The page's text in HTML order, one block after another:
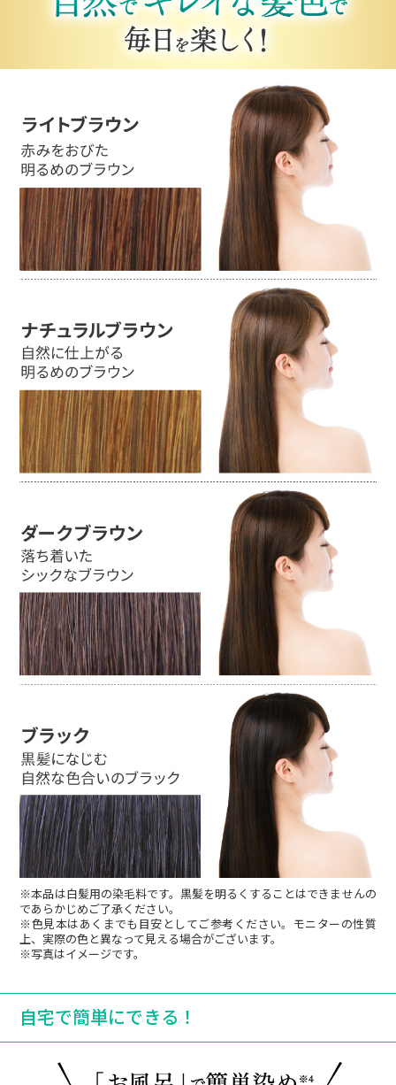
手順でシャワーキャップまで終えてから、体
を洗いながら時間をつぶしました。初回なの
で多めに２０分。トリートメントを髪に塗る
なんですが）でも見事に染まってました。ビ
ックリするくらい簡単にそまるんですね！
感激余って即、つやプラスの商品２本、買っ
ちゃいました
商品が届くのが楽しみです。次はどれだけつ
やが出るかを試してみます。
50代女性
このトリートメントは長年愛用しています。
50代女性
試供品がないので、他の商品をトライしにく
い。2、3回分の試供品があるといいなと思い
ます。
短時間でサッと染められて手間いらず。きち
んと染まり、何より素手で直接さわれるのが
いいです！
50代女性
白髪が気になるようになり、この『利尻ヘア
カラートリートメント』は以前から気になっ
ていたので試しに購入してみました。「これ
ならイケる！」と、初めは3日おきに3回使用
し、その後は1週間～10日おきに使うように
なりました。今は10日経ってもほとんど色落
ちはなく定着しています。月に3回のトリー
トメントで済むのがとても嬉しいです。これ
からも続けていきます。
50代女性
が使い勝手が良いです。白髪も目立たなくな
り、今回リピートしようと思います。
60代女性
※本品は白髪用の染毛料です。黒髪を明るくすることはできませんの
であらかじめご了承ください。
※色見本はあくまでも目安としてご参考ください。モニターの性質
上、実際の色と異なって見える場合がございます。
※写真はイメージです。
自宅で簡単にできる！